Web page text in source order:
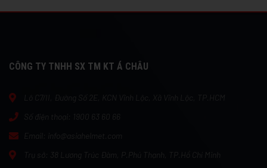
CÔNG TY TNHH SX TM KT Á CHÂU
Lô C7/II, Đường Số 2E, KCN Vĩnh Lộc, Xã Vĩnh Lộc, TP.HCM
Số điện thoại:
info@asiahelmet.com
38 Lương Trúc Đàm, P.Phú Thạnh, TP.Hồ Chí Minh